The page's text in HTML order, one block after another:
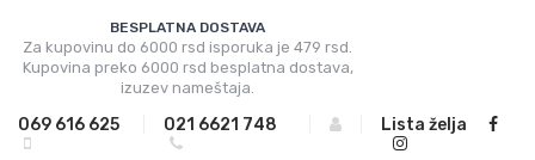
BESPLATNA DOSTAVA
Za kupovinu do 6000 rsd isporuka je 479 rsd.
Kupovina preko 6000 rsd besplatna dostava,
izuzev nameštaja.
069 616 625 021 6621 748 Lista želja